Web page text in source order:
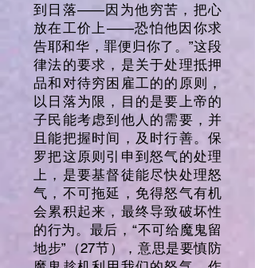
到日落——因为他穷苦，把心
放在工价上——恐怕他因你求
告耶和华，罪便归你了。”这段
律法的要求，是关于处理抵押
品和对待穷困雇工的的原则，
以日落为限，目的是要上帝的
子民能考虑到他人的需要，并
且能把握时间，及时行善。保
罗把这原则引申到怒气的处理
上，是要基督徒能尽快处理怒
气，不可拖延，免得怒气有机
会累积起来，最终导致破坏性
的行为。最后，“不可给魔鬼留
地步”（27节），意思是要慎防